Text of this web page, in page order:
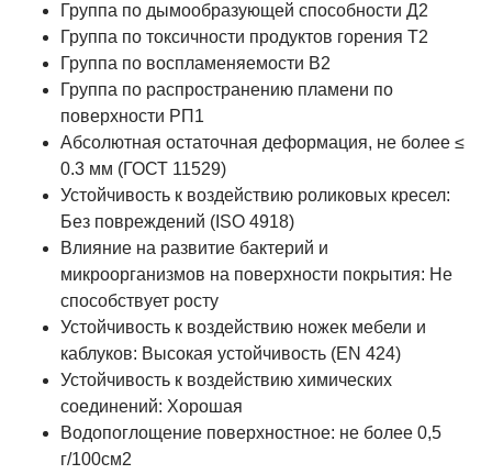
Группа по дымообразующей способности Д2
Группа по токсичности продуктов горения Т2
Группа по воспламеняемости В2
Группа по распространению пламени по
поверхности РП1
Абсолютная остаточная деформация, не более ≤
0.3 мм (ГОСТ 11529)
Устойчивость к воздействию роликовых кресел:
Без повреждений (ISO 4918)
Влияние на развитие бактерий и
микроорганизмов на поверхности покрытия: Не
способствует росту
Устойчивость к воздействию ножек мебели и
каблуков: Высокая устойчивость (EN 424)
Устойчивость к воздействию химических
соединений: Хорошая
Водопоглощение поверхностное: не более 0,5
г/100см2